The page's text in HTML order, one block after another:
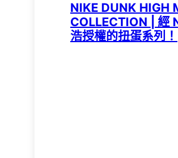
NIKE DUNK HIGH
COLLECTION | 經
浩授權的扭蛋系列！